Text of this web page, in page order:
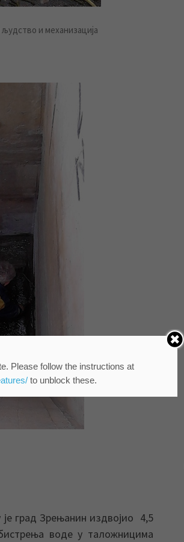
и механизација
град Зрењанин издвојио 4,5
воде у таложницима
Please follow the instructions at
to unblock these.